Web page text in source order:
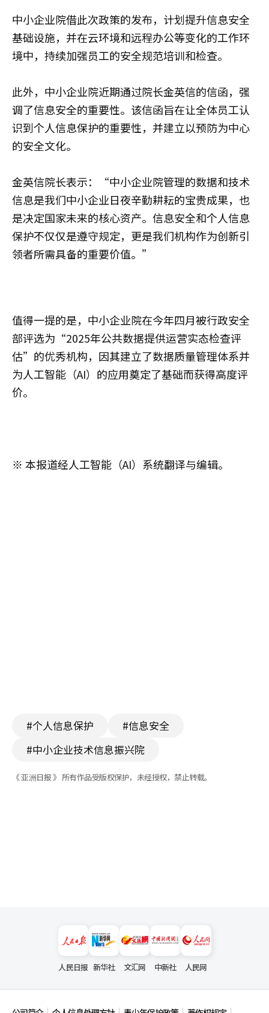
中小企业院借此次政策的发布，计划提升信息安全
基础设施，并在云环境和远程办公等变化的工作环
境中，持续加强员工的安全规范培训和检查。
此外，中小企业院近期通过院长金英信的信函，强
调了信息安全的重要性。该信函旨在让全体员工认
识到个人信息保护的重要性，并建立以预防为中心
的安全文化。
金英信院长表示：“中小企业院管理的数据和技术
信息是我们中小企业日夜辛勤耕耘的宝贵成果，也
是决定国家未来的核心资产。信息安全和个人信息
保护不仅仅是遵守规定，更是我们机构作为创新引
领者所需具备的重要价值。”
值得一提的是，中小企业院在今年四月被行政安全
部评选为“2025年公共数据提供运营实态检查评
估”的优秀机构，因其建立了数据质量管理体系并
为人工智能（AI）的应用奠定了基础而获得高度评
价。
※ 本报道经人工智能（AI）系统翻译与编辑。
#个人信息保护
#信息安全
#中小企业技术信息振兴院
《 亚洲日报 》 所有作品受版权保护，未经授权，禁止转载。
人民日报 新华社 文汇网 中新社 人民网